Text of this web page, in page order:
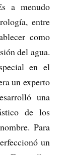
a menudo
entre
como
del agua.
en el
un experto
una
de los
Para
un